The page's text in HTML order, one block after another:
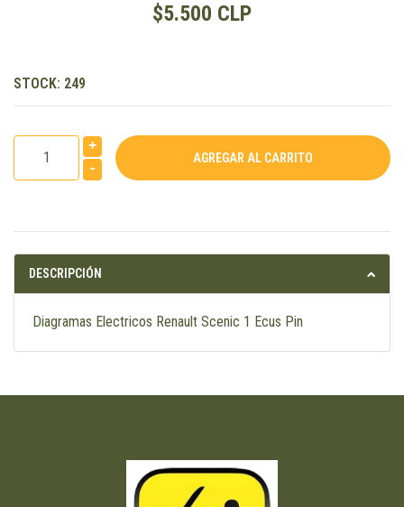
$5.500 CLP
STOCK: 249
+
-
DESCRIPCIÓN
Diagramas Electricos Renault Scenic 1 Ecus Pin